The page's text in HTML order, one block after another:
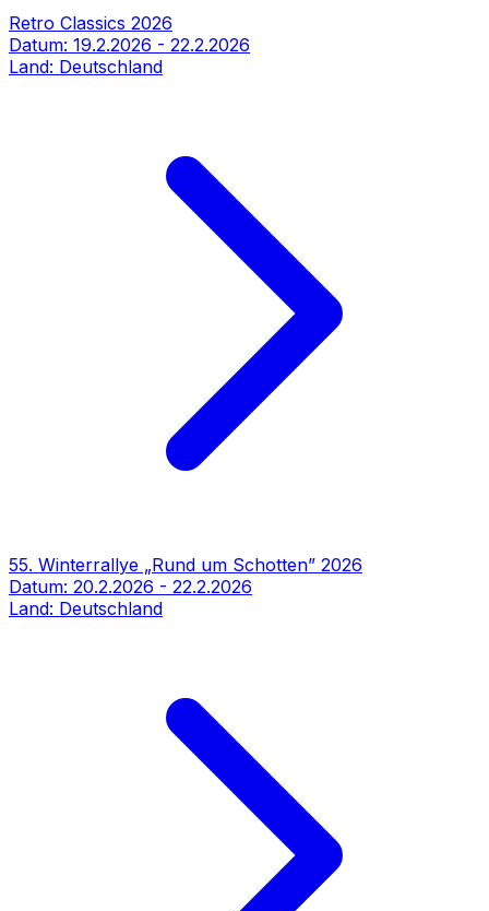
Retro Classics 2026
Datum: 19.2.2026 - 22.2.2026
Land: Deutschland
55. Winterrallye „Rund um Schotten” 2026
Datum: 20.2.2026 - 22.2.2026
Land: Deutschland